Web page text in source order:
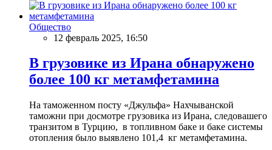
Общество
12 февраль 2025, 16:50
В грузовике из Ирана обнаружено
более 100 кг метамфетамина
На таможенном посту «Джульфа» Нахчыванской
таможни при досмотре грузовика из Ирана, следовашего
транзитом в Турцию, в топливном баке и баке системы
отопления было выявлено 101,4 кг метамфетамина.